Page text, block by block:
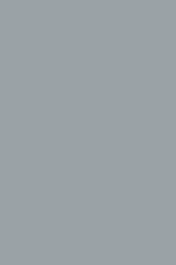
persönliche Aspekte, die sich auf eine
zu bewerten, insbesondere, um